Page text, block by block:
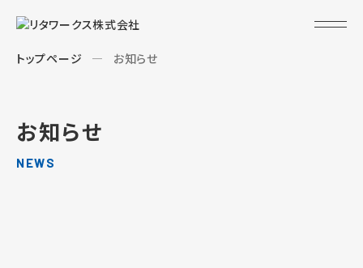
トップページ お知らせ
お知らせ
NEWS